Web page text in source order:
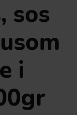
sos
i